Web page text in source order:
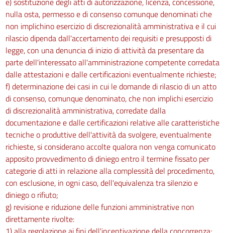
nulla osta, permesso e di consenso comunque denominati che
non implichino esercizio di discrezionalità amministrativa e il cui
rilascio dipenda dall'accertamento dei requisiti e presupposti di
legge, con una denuncia di inizio di attività da presentare da
parte dell'interessato all'amministrazione competente corredata
dalle attestazioni e dalle certificazioni eventualmente richieste;
f) determinazione dei casi in cui le domande di rilascio di un atto
di consenso, comunque denominato, che non implichi esercizio
di discrezionalità amministrativa, corredate dalla
documentazione e dalle certificazioni relative alle caratteristiche
tecniche o produttive dell'attività da svolgere, eventualmente
richieste, si considerano accolte qualora non venga comunicato
apposito provvedimento di diniego entro il termine fissato per
categorie di atti in relazione alla complessità del procedimento,
con esclusione, in ogni caso, dell'equivalenza tra silenzio e
diniego o rifiuto;
g) revisione e riduzione delle funzioni amministrative non
direttamente rivolte: